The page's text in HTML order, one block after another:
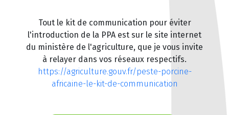
Tout le kit de communication pour éviter
l'introduction de la PPA est sur le site internet
du ministère de l'agriculture, que je vous invite
à relayer dans vos réseaux respectifs.
https://agriculture.gouv.fr/peste-porcine-
africaine-le-kit-de-communication